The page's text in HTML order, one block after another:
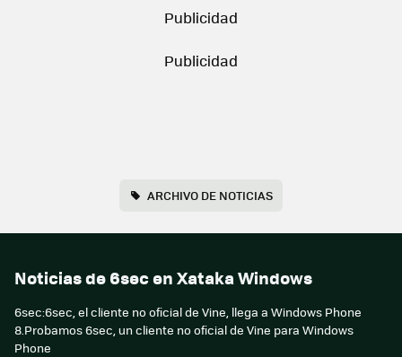
ARCHIVO DE NOTICIAS
Noticias de 6sec en Xataka Windows
6sec:6sec, el cliente no oficial de Vine, llega a Windows Phone
8.Probamos 6sec, un cliente no oficial de Vine para Windows
Phone